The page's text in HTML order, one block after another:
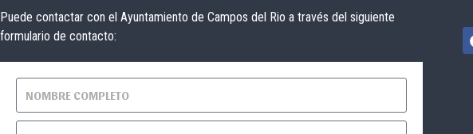
Puede contactar con el Ayuntamiento de Campos del Rio a través del siguiente
formulario de contacto: